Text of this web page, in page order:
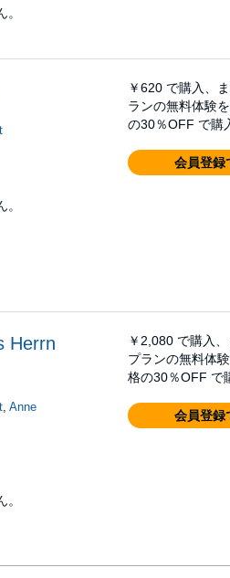
￥620 で購入、
ランの無料体験
の30％OFF で購
会員登録
Herrn
,Anne
￥2,080 で購入
プランの無料体
格の30％OFF で
会員登録